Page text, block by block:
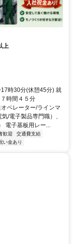
上
時30分(休憩45分) 就
時間４５分
ペレーター/ラインマ
/電子製品専門職）、
電子基板用レー...
歓迎
交通費支給
い金あり